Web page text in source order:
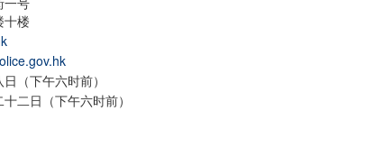
十楼
（下午六时前）
二日（下午六时前）